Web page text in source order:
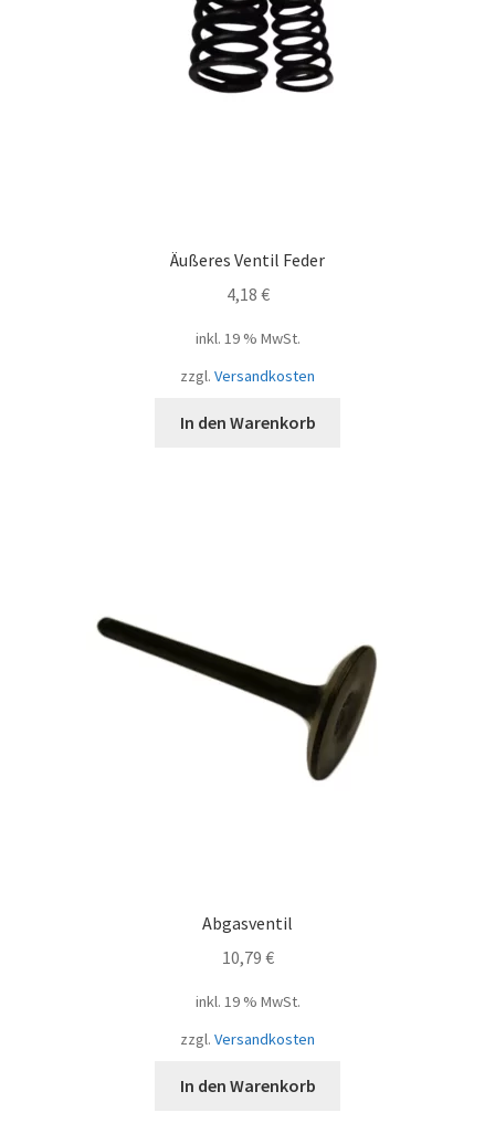
Äußeres Ventil Feder
4,18 €
inkl. 19 % MwSt.
zzgl. Versandkosten
In den Warenkorb
Abgasventil
10,79 €
inkl. 19 % MwSt.
zzgl. Versandkosten
In den Warenkorb